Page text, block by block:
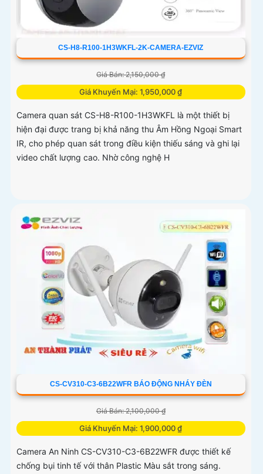
CS-H8-R100-1H3WKFL-2K-CAMERA-EZVIZ
Giá Bán: 2,150,000 ₫
Giá Khuyến Mại: 1,950,000 ₫
Camera quan sát CS-H8-R100-1H3WKFL là một thiết bị
hiện đại được trang bị khả năng thu Âm Hồng Ngoại Smart
IR, cho phép quan sát trong điều kiện thiếu sáng và ghi lại
video chất lượng cao. Nhờ công nghệ H
CS-CV310-C3-6B22WFR BÁO ĐỘNG NHÁY ĐÈN
Giá Bán: 2,100,000 ₫
Giá Khuyến Mại: 1,900,000 ₫
Camera An Ninh CS-CV310-C3-6B22WFR được thiết kế
chống bụi tinh tế với thân Plastic Màu sắt trong sáng.